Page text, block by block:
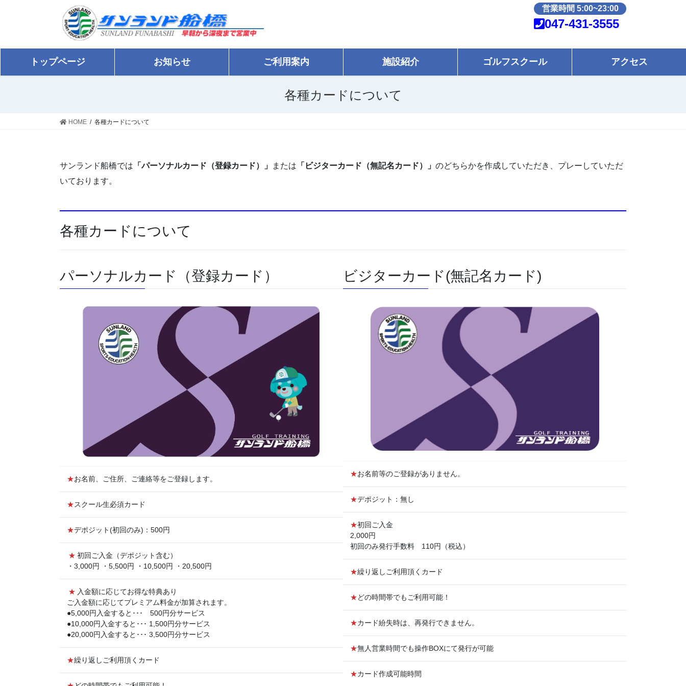
営業時間 5:00~23:00
047-431-3555
トップページ お知らせ ご利用案内 施設紹介 ゴルフスクール アクセス
各種カードについて
HOME 各種カードについて
サンランド船橋では 「パーソナルカード（登録カード）」 または 「ビジターカード（無記名カード）」 のどちらかを作成していただき、プレーしていただ
いております。
各種カードについて
パーソナルカード（登録カード）
★お名前、ご住所、ご連絡等をご登録します。
★スクール生必須カード
★デポジット(初回のみ)：500円
★ 初回ご入金（デポジット含む）
・3,000円 ・5,500円 ・10,500円 ・20,500円
★ 入金額に応じてお得な特典あり
ご入金額に応じてプレミアム料金が加算されます。
●5,000円入金すると･･･ 500円分サービス
●10,000円入金すると･･･ 1,500円分サービス
●20,000円入金すると･･･ 3,500円分サービス
★繰り返しご利用頂くカード
ビジターカード(無記名カード)
★お名前等のご登録がありません。
★デポジット：無し
★初回ご入金
2,000円
初回のみ発行手数料 110円（税込）
★繰り返しご利用頂くカード
★どの時間帯でもご利用可能！
★カード紛失時は、再発行できません。
★無人営業時間でも操作BOXにて発行が可能
★カード作成可能時間